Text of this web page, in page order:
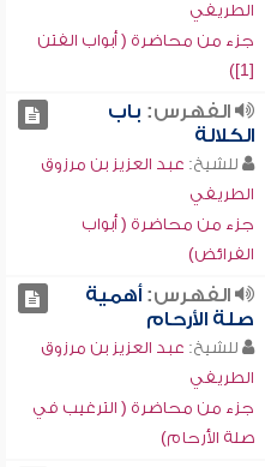
الطريفي
جزء من محاضرة ( أبواب الفتن
[1])
الفهرس: باب
الكلالة
للشيخ: عبد العزيز بن مرزوق
الطريفي
جزء من محاضرة ( أبواب
الفرائض)
الفهرس:أهمية
صلة الأرحام
للشيخ: عبد العزيز بن مرزوق
الطريفي
جزء من محاضرة ( الترغيب في
صلة الأرحام)